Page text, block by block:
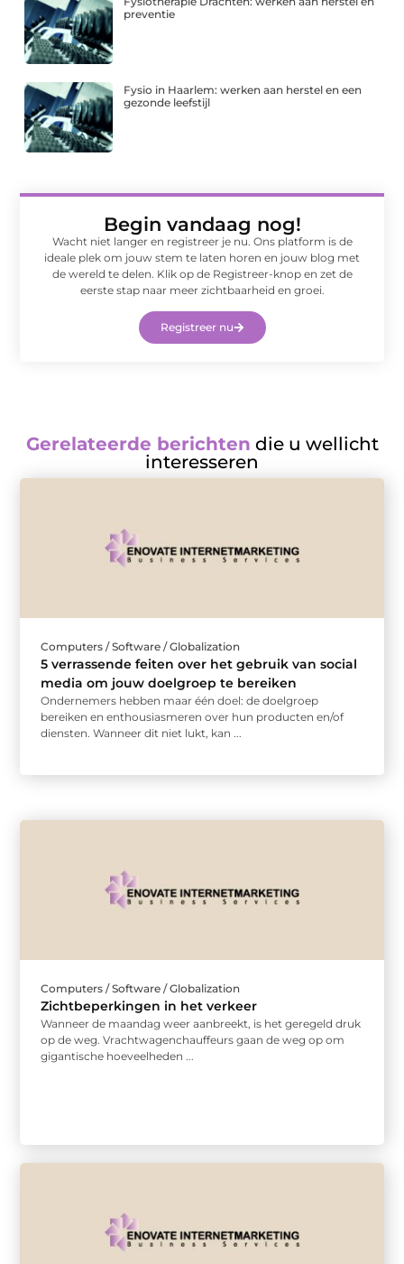
preventie
Fysio in Haarlem: werken aan herstel en een
gezonde leefstijl
Begin vandaag nog!
Wacht niet langer en registreer je nu. Ons platform is de
ideale plek om jouw stem te laten horen en jouw blog met
de wereld te delen. Klik op de Registreer-knop en zet de
eerste stap naar meer zichtbaarheid en groei.
Registreer nu
Gerelateerde berichten die u wellicht
interesseren
Computers / Software / Globalization
5 verrassende feiten over het gebruik van social
media om jouw doelgroep te bereiken
Ondernemers hebben maar één doel: de doelgroep
bereiken en enthousiasmeren over hun producten en/of
diensten. Wanneer dit niet lukt, kan ...
Computers / Software / Globalization
Zichtbeperkingen in het verkeer
Wanneer de maandag weer aanbreekt, is het geregeld druk
op de weg. Vrachtwagenchauffeurs gaan de weg op om
gigantische hoeveelheden ...